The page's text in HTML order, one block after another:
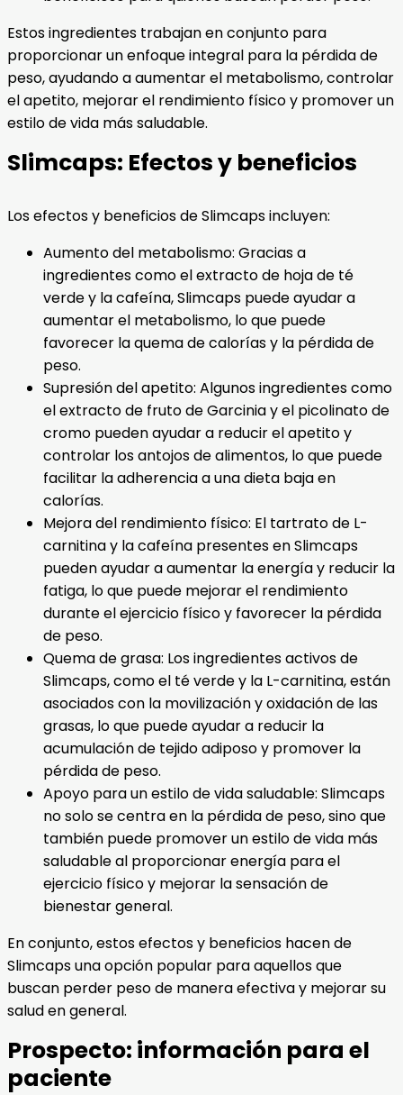
Estos ingredientes trabajan en conjunto para
proporcionar un enfoque integral para la pérdida de
peso, ayudando a aumentar el metabolismo, controlar
el apetito, mejorar el rendimiento físico y promover un
estilo de vida más saludable.
Slimcaps: Efectos y beneficios
Los efectos y beneficios de Slimcaps incluyen:
Aumento del metabolismo: Gracias a
ingredientes como el extracto de hoja de té
verde y la cafeína, Slimcaps puede ayudar a
aumentar el metabolismo, lo que puede
favorecer la quema de calorías y la pérdida de
peso.
Supresión del apetito: Algunos ingredientes como
el extracto de fruto de Garcinia y el picolinato de
cromo pueden ayudar a reducir el apetito y
controlar los antojos de alimentos, lo que puede
facilitar la adherencia a una dieta baja en
calorías.
Mejora del rendimiento físico: El tartrato de L-
carnitina y la cafeína presentes en Slimcaps
pueden ayudar a aumentar la energía y reducir la
fatiga, lo que puede mejorar el rendimiento
durante el ejercicio físico y favorecer la pérdida
de peso.
Quema de grasa: Los ingredientes activos de
Slimcaps, como el té verde y la L-carnitina, están
asociados con la movilización y oxidación de las
grasas, lo que puede ayudar a reducir la
acumulación de tejido adiposo y promover la
pérdida de peso.
Apoyo para un estilo de vida saludable: Slimcaps
no solo se centra en la pérdida de peso, sino que
también puede promover un estilo de vida más
saludable al proporcionar energía para el
ejercicio físico y mejorar la sensación de
bienestar general.
En conjunto, estos efectos y beneficios hacen de
Slimcaps una opción popular para aquellos que
buscan perder peso de manera efectiva y mejorar su
salud en general.
Prospecto: información para el
paciente